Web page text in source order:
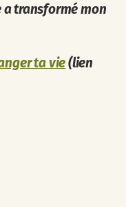
a transformé mon
ta vie(lien